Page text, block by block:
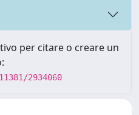
per citare o creare un
2934060